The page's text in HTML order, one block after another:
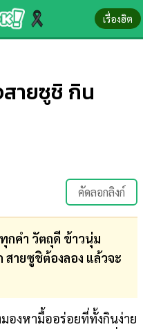
เรื่องฮิต
สายซูชิ กิน
คัดลอกลิงก์
คำ วัตถุดี ข้าวนุ่ม
ายซูชิต้องลอง แล้วจะ
งหามื้ออร่อยที่ทั้งกินง่าย